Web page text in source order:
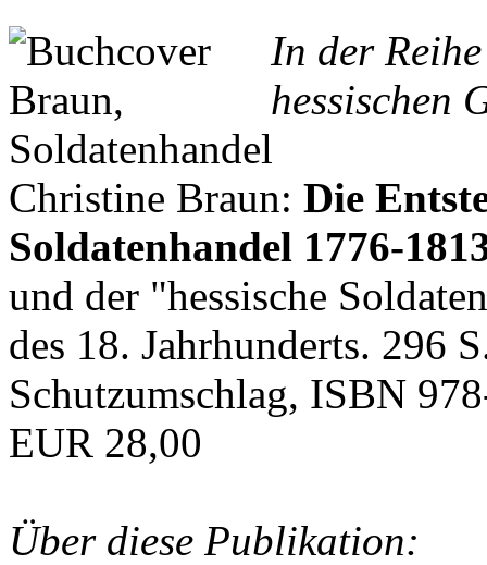
In der
hessischen
Christine Braun: Die
Soldatenhandel 1776-
und der "hessische
des 18. Jahrhunderts. 296
Schutzumschlag, ISBN
EUR 28,00
Über diese Publikation: